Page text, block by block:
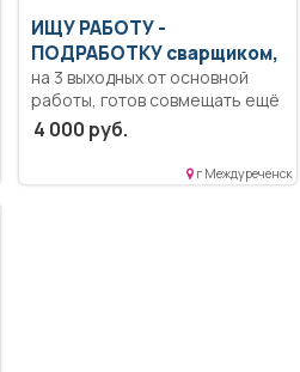
ИЩУ РАБОТУ -
ПОДРАБОТКУ сварщиком,
на 3 выходных от основной
работы, готов совмещать ещё
одну.
4 000 руб.
г Междуреченск